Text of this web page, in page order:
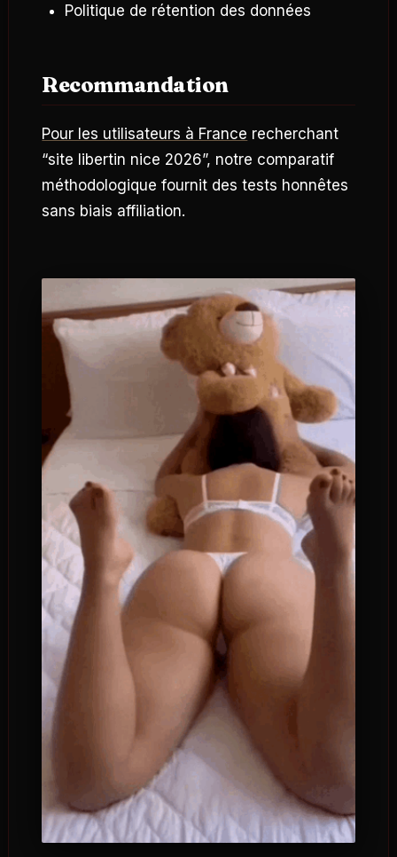
Politique de rétention des données
Recommandation
Pour les utilisateurs à France recherchant
“site libertin nice 2026”, notre comparatif
méthodologique fournit des tests honnêtes
sans biais affiliation.